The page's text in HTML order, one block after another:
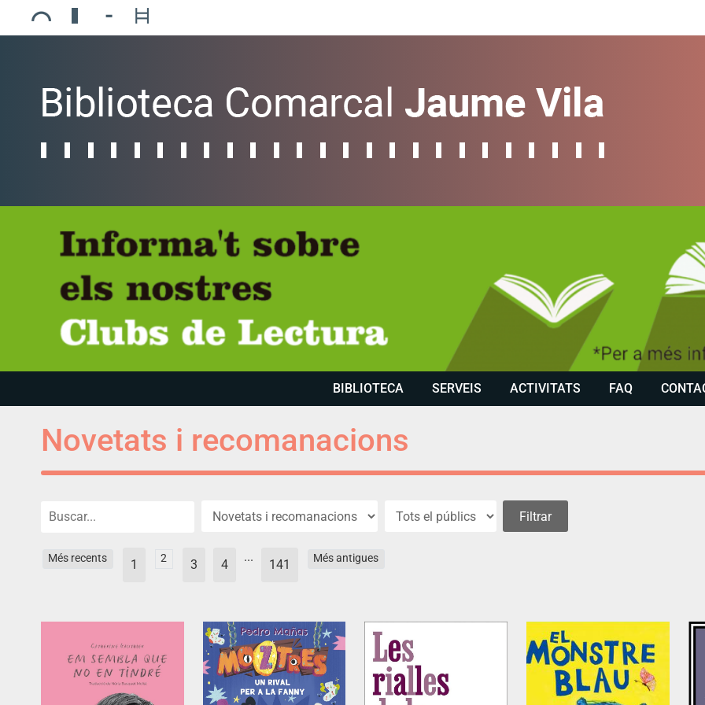
Ajuntament de Mollerussa
Biblioteca Comarcal Jaume Vila
Piscines de Mollerussa
BIBLIOTECA SERVEIS ACTIVITATS FAQ
Novetats i recomanacions
Més recents 1 2 3 4
...
141 Més antigues